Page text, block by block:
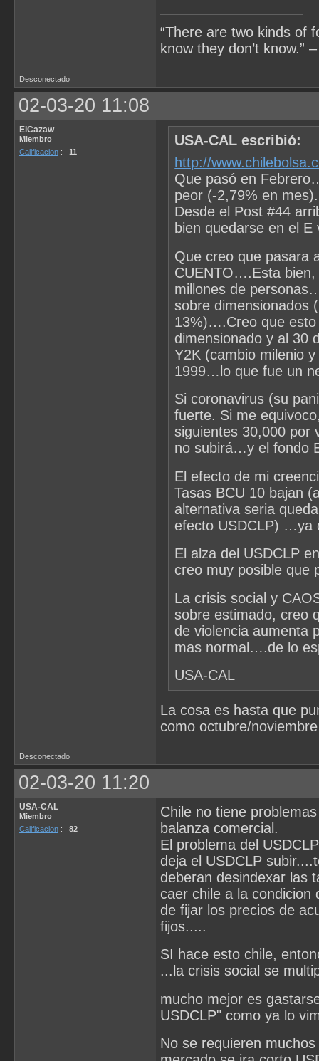
“There are two kinds of
know they don’t know.”
Desconectado
02-03-20 11:08
ElCazaw
Miembro
Calificacion : 11
USA-CAL escribió:
http://
Que pasó en
peor (-2,79% en mes).
Desde el Post #44
bien quedarse en el E
Que creo que pasara
CUENTO….Esta
millones de
sobre dimensionados
13%)….Creo que esto
dimensionado y al 30
Y2K (cambio milenio
1999…lo que fue un
Si coronavirus (su
fuerte. Si me
siguientes 30,000 por
no subirá…y el fondo
El efecto de mi
Tasas BCU 10 bajan
alternativa seria
efecto USDCLP) …ya
El alza del USDCLP
creo muy posible
La crisis social y
sobre estimado, creo
de violencia aumenta
mas normal….de lo
USA-CAL
La cosa es hasta que
como octubre/noviembre
Desconectado
02-03-20 11:20
USA-CAL
Miembro
Calificacion : 82
Chile no tiene
balanza comercial.
El problema del
deja el USDCLP
deberan desindexar las
caer chile a la condicion
de fijar los precios de
fijos.....
SI hace esto chile,
...la crisis social se
mucho mejor es
USDCLP" como ya lo
No se requieren